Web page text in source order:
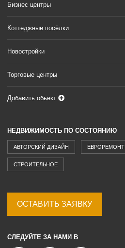
Бизнес центры
Коттеджные посёлки
Новостройки
Торговые центры
Добавить обьект
НЕДВИЖИМОСТЬ ПО СОСТОЯНИЮ
АВТОРСКИЙ ДИЗАЙН ЕВРОРЕМОНТ
СТРОИТЕЛЬНОЕ
ОСТАВИТЬ ЗАЯВКУ
СЛЕДУЙТЕ ЗА НАМИ В